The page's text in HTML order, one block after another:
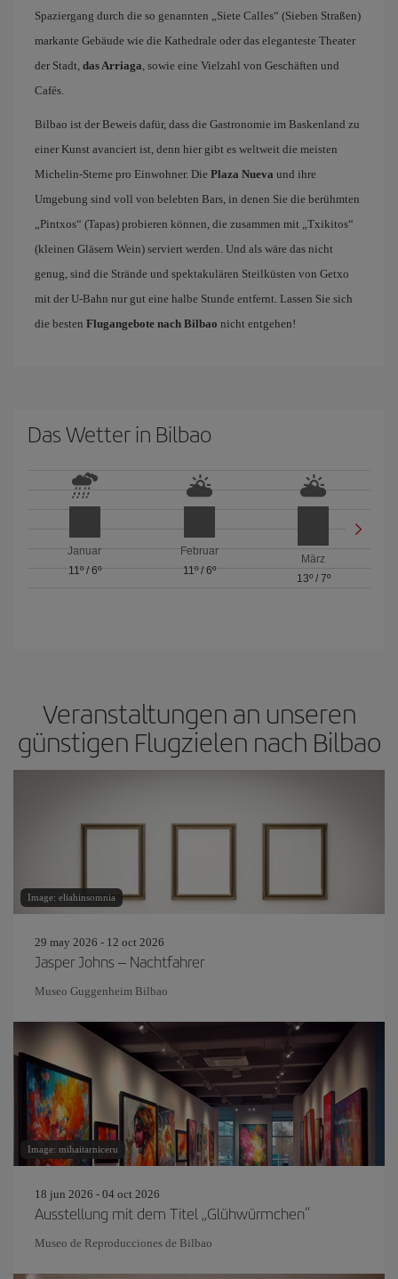
Spaziergang durch die so genannten „Siete Calles“ (Sieben Straßen)
markante Gebäude wie die Kathedrale oder das eleganteste Theater
der Stadt, das Arriaga, sowie eine Vielzahl von Geschäften und
Cafés.
Bilbao ist der Beweis dafür, dass die Gastronomie im Baskenland zu
einer Kunst avanciert ist, denn hier gibt es weltweit die meisten
Michelin-Sterne pro Einwohner. Die Plaza Nueva und ihre
Umgebung sind voll von belebten Bars, in denen Sie die berühmten
„Pintxos“ (Tapas) probieren können, die zusammen mit „Txikitos“
(kleinen Gläsern Wein) serviert werden. Und als wäre das nicht
genug, sind die Strände und spektakulären Steilküsten von Getxo
mit der U-Bahn nur gut eine halbe Stunde entfernt. Lassen Sie sich
die besten Flugangebote nach Bilbao nicht entgehen!
Das Wetter in Bilbao
Januar
11º/ 6º
Februar
11º/ 6º
März
13º/ 7º
Veranstaltungen an unseren
günstigen Flugzielen nach Bilbao
Image: eliahinsomnia
29 may 2026 - 12 oct 2026
Jasper Johns – Nachtfahrer
Museo Guggenheim Bilbao
Image: mihaitarniceru
18 jun 2026 - 04 oct 2026
Ausstellung mit dem Titel „Glühwürmchen“
Museo de Reproducciones de Bilbao